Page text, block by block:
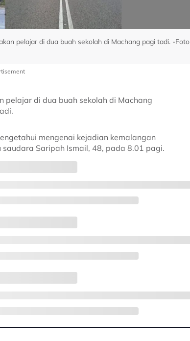
pelajar di dua buah sekolah di Machang pagi tadi. -Foto
pelajar di dua buah sekolah di Machang
mengenai kejadian kemalangan
Saripah Ismail, 48, pada 8.01 pagi.